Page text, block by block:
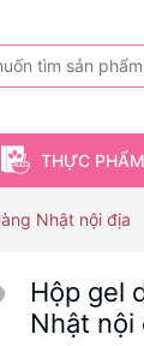
THỰC PHẨM
Nhật nội địa
Hộp gel
Nhật nội